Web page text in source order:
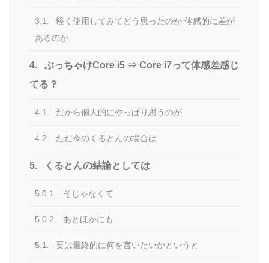
3.1.
軽く使用してみてどう思ったのか 体感的に差が
あるのか
4.
ぶっちゃけCore i5 ⇒ Core i7って体感差感じ
てる？
4.1. だから個人的にやっぱり思うのが
4.2. ただ今のくるとんの場合は
5. くるとんの結論としては
5.0.1. そじゃなくて
5.0.2. あとほかにも
5.1. 要は最終的に何を言いたいかというと